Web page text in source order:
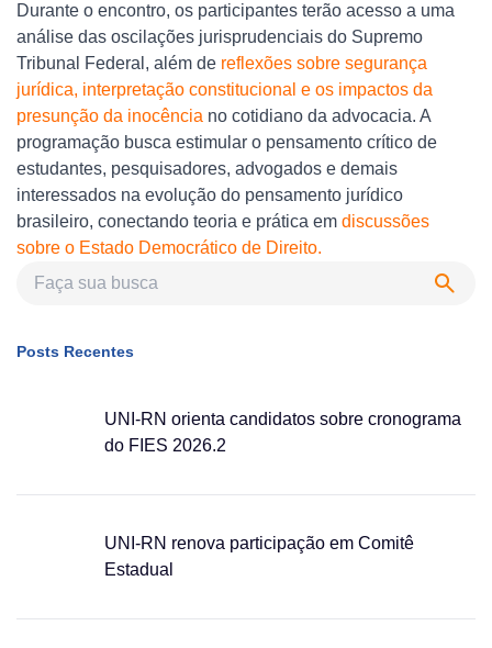
Durante o encontro, os participantes terão acesso a uma
análise das oscilações jurisprudenciais do Supremo
Tribunal Federal, além de reflexões sobre segurança
jurídica, interpretação constitucional e os impactos da
presunção da inocência no cotidiano da advocacia. A
programação busca estimular o pensamento crítico de
estudantes, pesquisadores, advogados e demais
interessados na evolução do pensamento jurídico
brasileiro, conectando teoria e prática em discussões
sobre o Estado Democrático de Direito.
Posts Recentes
UNI-RN orienta candidatos sobre cronograma
do FIES 2026.2
UNI-RN renova participação em Comitê
Estadual